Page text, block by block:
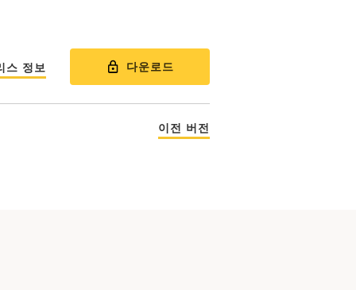
스 정보 다운로드
이전 버전